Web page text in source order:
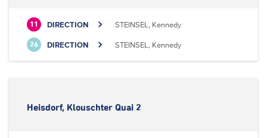
11 DIRECTION STEINSEL, Kennedy
26 DIRECTION STEINSEL, Kennedy
Heisdorf, Klouschter Quai 2